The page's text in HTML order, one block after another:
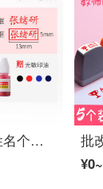
姓名印鉴订刻姓名个人用签名手印印刻字订作押圧式diy个人名章オフィスポータブル医师银行柜员会计作业Oda Mail黑色挂绳款(13 x 5 mm)
¥0~